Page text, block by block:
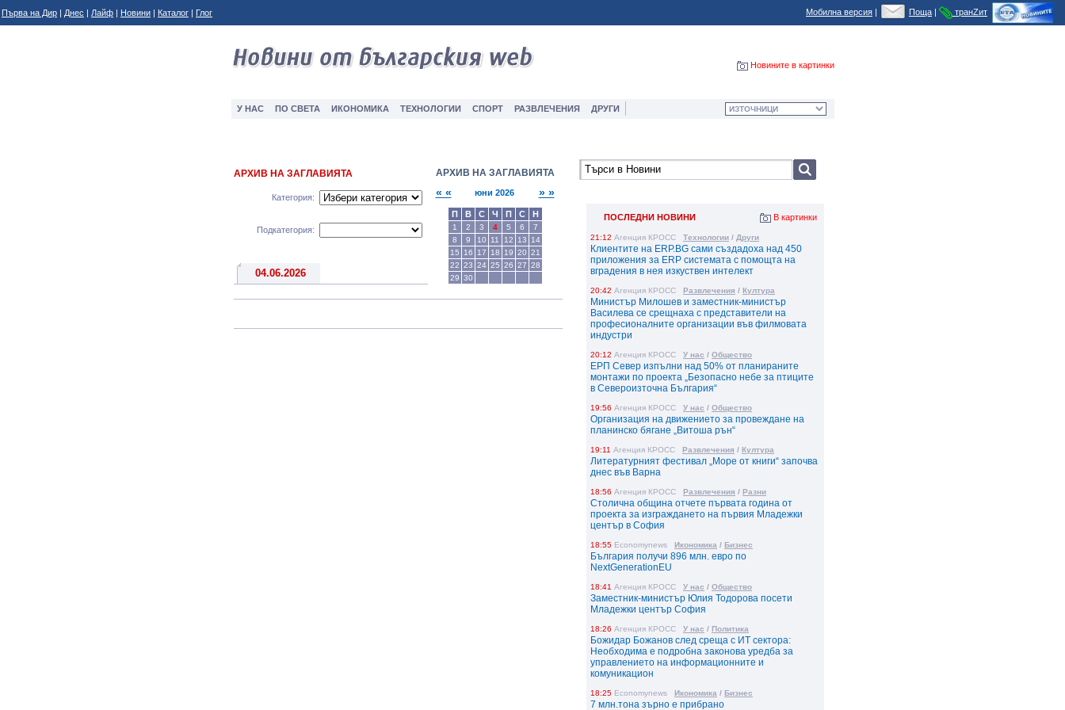
Първа на Дир | Днес | Лайф | Новини | Каталог | Глог Мобилна версия | Поща | транZит
Новините в картинки
У НАС ПО СВЕТА ИКОНОМИКА ТЕXНОЛОГИИ СПОРТ РАЗВЛЕЧЕНИЯ ДРУГИ
АРХИВ НА ЗАГЛАВИЯТА
Категория:
Подкатегория:
АРХИВ НА ЗАГЛАВИЯТА
« « юни 2026 » »
П В С Ч П С Н
1 2 3 4 5 6
7
8
9 10 11 12 13
14
15
16 17 18 19 20 21
22 23 24 25 26 27 28
29 30
04.06.2026
ПОСЛЕДНИ НОВИНИ В картинки
21:12 Агенция КРОСС Технологии / Други
Клиентите на ERP.BG сами създадоха над 450
приложения за ERP системата с помощта на
вградения в нея изкуствен интелект
20:42 Агенция КРОСС Развлечения / Култура
Министър Милошев и заместник-министър
Василева се срещнаха с представители на
професионалните организации във филмовата
индустри
20:12 Агенция КРОСС У нас / Общество
ЕРП Север изпълни над 50% от планираните
монтажи по проекта „Безопасно небе за птиците
в Североизточна България“
19:56 Агенция КРОСС У нас / Общество
Организация на движението за провеждане на
планинско бягане „Витоша рън“
19:11 Агенция КРОСС Развлечения / Култура
Литературният фестивал „Море от книги“ започва
днес във Варна
18:56 Агенция КРОСС Развлечения / Разни
Столична община отчете първата година от
проекта за изграждането на първия Младежки
център в София
18:55 Economynews Икономика / Бизнес
България получи 896 млн. евро по
NextGenerationEU
18:41 Агенция КРОСС У нас / Общество
Заместник-министър Юлия Тодорова посети
Младежки център София
18:26 Агенция КРОСС У нас / Политика
Божидар Божанов след среща с ИТ сектора:
Необходима е подробна законова уредба за
управлението на информационните и
комуникацион
18:25 Economynews Икономика / Бизнес
7 млн.тона зърно е прибрано